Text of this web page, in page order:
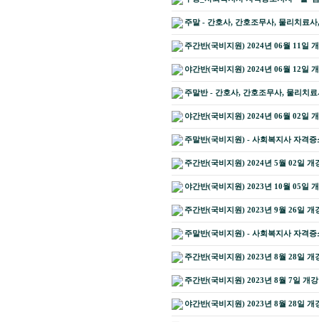
주말 - 간호사, 간호조무사, 물리치료
주간반(국비지원) 2024년 06월 11일
야간반(국비지원) 2024년 06월 12일
주말반 - 간호사, 간호조무사, 물리치
야간반(국비지원) 2024년 06월 02일
주말반(국비지원) - 사회복지사 자격
주간반(국비지원) 2024년 5월 02일 개
야간반(국비지원) 2023년 10월 05일
주간반(국비지원) 2023년 9월 26일 개
주말반(국비지원) - 사회복지사 자격
주간반(국비지원) 2023년 8월 28일 개
주간반(국비지원) 2023년 8월 7일 개
야간반(국비지원) 2023년 8월 28일 개